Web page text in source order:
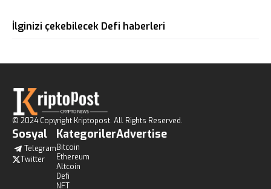
İlginizi çekebilecek Defi haberleri
© 2024 Copyright Kriptopost. All Rights Reserved.
Sosyal
Telegram
Twitter
Kategoriler
Bitcoin
Ethereum
Altcoin
Defi
NFT
Advertise